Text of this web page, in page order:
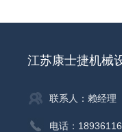
江苏康士捷机械
联系人：赖经理
电话：